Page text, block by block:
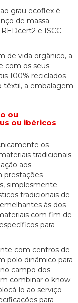
grau ecoflex é
de massa
e ISCC
de vida orgânico, a
com os seus
100% reciclados
têxtil, a embalagem
ou
ou ibéricos
os
tradicionais.
aos
prestações
simplesmente
tradicionais de
às dos
com fim de
para
com centros de
polo dinâmico para
campo dos
combinar o know-
lo ao serviço
para